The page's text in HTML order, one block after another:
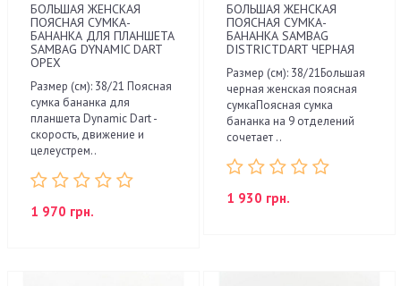
БОЛЬШАЯ ЖЕНСКАЯ
ПОЯСНАЯ СУМКА-
БАНАНКА ДЛЯ ПЛАНШЕТА
SAMBAG DYNAMIC DART
ОРЕХ
Размер (см): 38/21 Поясная
сумка бананка для
планшета Dynamic Dart -
скорость, движение и
целеустрем..
1 970 грн.
БОЛЬШАЯ ЖЕНСКАЯ
ПОЯСНАЯ СУМКА-
БАНАНКА SAMBAG
DISTRICTDART ЧЕРНАЯ
Размер (см): 38/21Большая
черная женская поясная
сумкаПоясная сумка
бананка на 9 отделений
сочетает ..
1 930 грн.